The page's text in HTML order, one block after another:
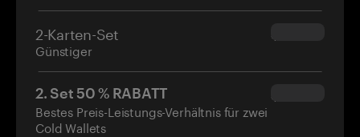
2-Karten-Set
Günstiger
$54.90
2. Set 50 % RABATT
Bestes Preis-Leistungs-Verhältnis für zwei
Cold Wallets
$34.95